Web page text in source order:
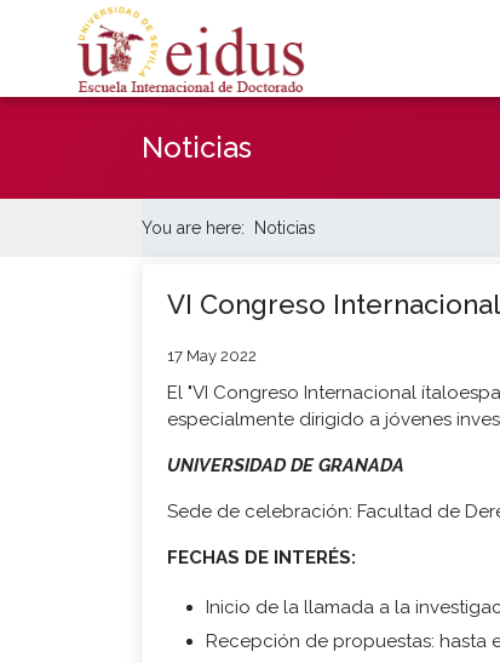
Noticias
You are here: Noticias
VI Congreso
17 May 2022
El "VI Congreso Internacional
especialmente dirigido a jóvenes
UNIVERSIDAD DE GRANADA
Sede de celebración: Facultad de
FECHAS DE INTERÉS:
Inicio de la llamada a la
Recepción de propuestas: hasta